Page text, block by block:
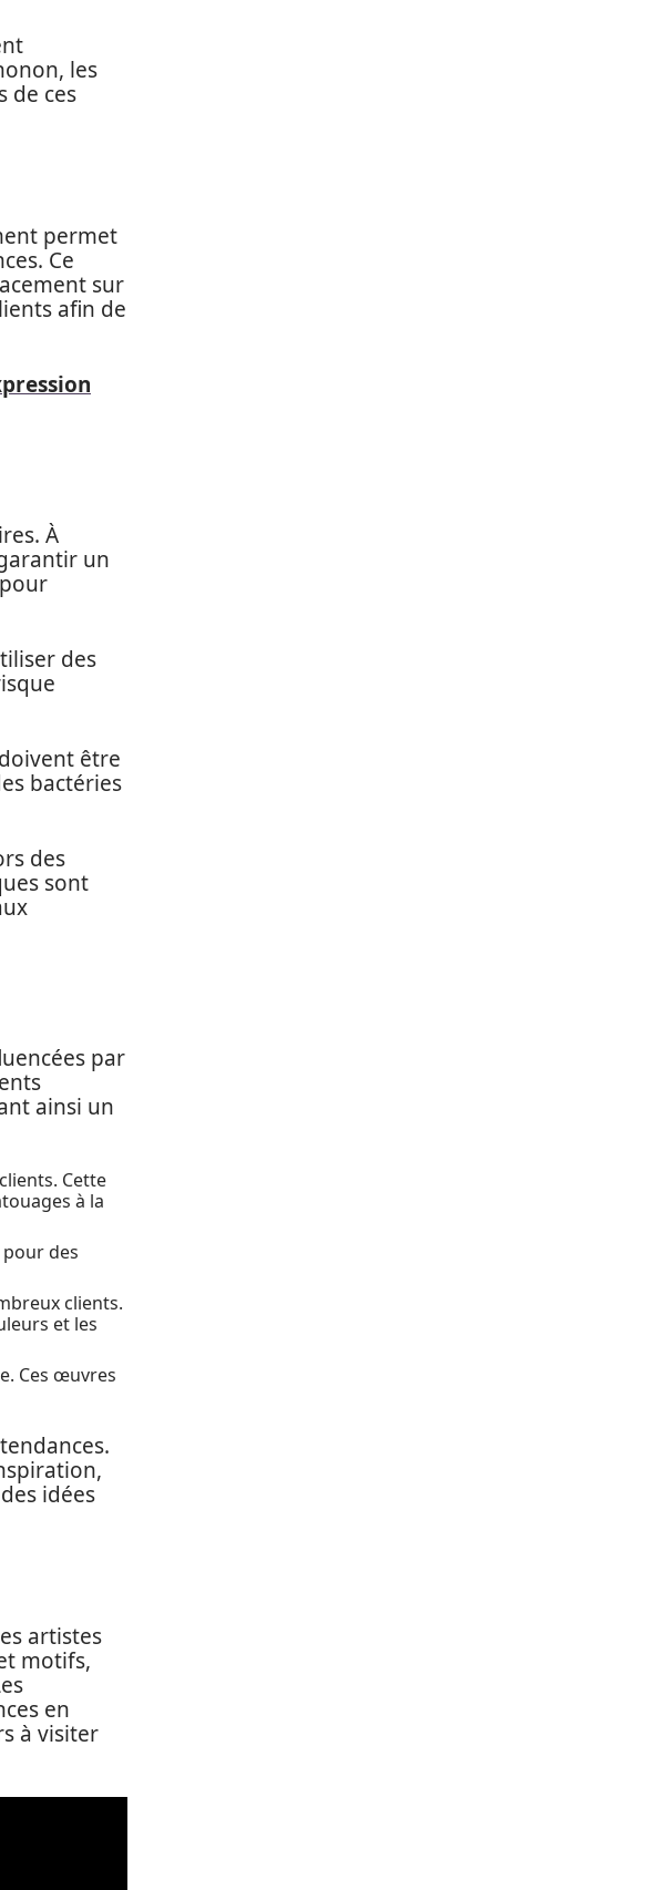
les
de ces
permet
Ce
sur
afin de
À
un
des
être
bactéries
des
sont
par
ainsi un
Cette
à la
des
clients.
et les
Ces œuvres
idées
artistes
motifs,
en
à visiter